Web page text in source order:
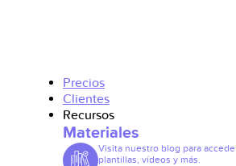
Precios
Clientes
Recursos
Materiales
Visita nuestro blog para
plantillas, vídeos y más.